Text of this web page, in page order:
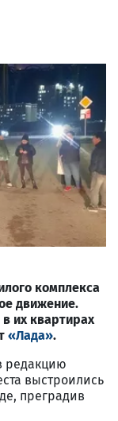
комплекса
движение.
их квартирах
«Лада».
редакцию
выстроились
преградив